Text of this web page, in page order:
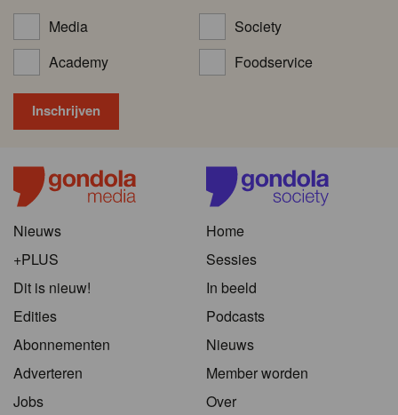
Media
Society
Academy
Foodservice
Nieuws
+PLUS
Dit is nieuw!
Edities
Abonnementen
Adverteren
Jobs
Home
Sessies
In beeld
Podcasts
Nieuws
Member worden
Over